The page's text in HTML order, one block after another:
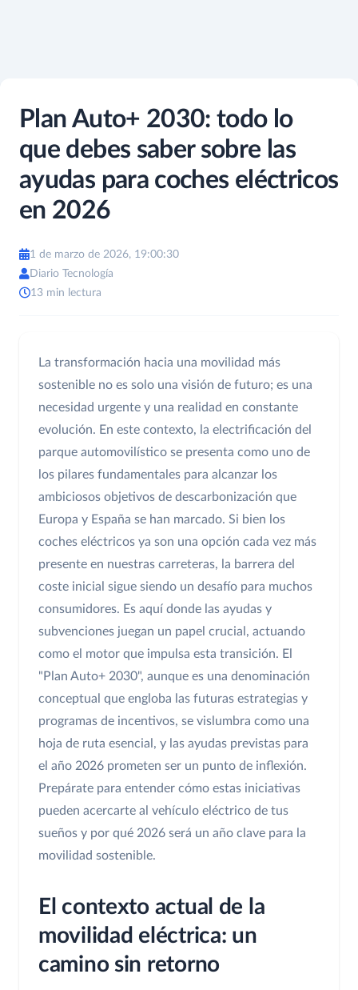
Plan Auto+ 2030: todo lo
que debes saber sobre las
ayudas para coches eléctricos
en 2026
1 de marzo de 2026, 19:00:30
Diario Tecnología
13 min lectura
La transformación hacia una movilidad más
sostenible no es solo una visión de futuro; es una
necesidad urgente y una realidad en constante
evolución. En este contexto, la electrificación del
parque automovilístico se presenta como uno de
los pilares fundamentales para alcanzar los
ambiciosos objetivos de descarbonización que
Europa y España se han marcado. Si bien los
coches eléctricos ya son una opción cada vez más
presente en nuestras carreteras, la barrera del
coste inicial sigue siendo un desafío para muchos
consumidores. Es aquí donde las ayudas y
subvenciones juegan un papel crucial, actuando
como el motor que impulsa esta transición. El
"Plan Auto+ 2030", aunque es una denominación
conceptual que engloba las futuras estrategias y
programas de incentivos, se vislumbra como una
hoja de ruta esencial, y las ayudas previstas para
el año 2026 prometen ser un punto de inflexión.
Prepárate para entender cómo estas iniciativas
pueden acercarte al vehículo eléctrico de tus
sueños y por qué 2026 será un año clave para la
movilidad sostenible.
El contexto actual de la
movilidad eléctrica: un
camino sin retorno